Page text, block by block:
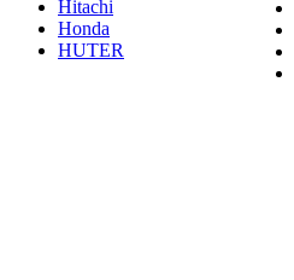
Hitachi
Honda
HUTER